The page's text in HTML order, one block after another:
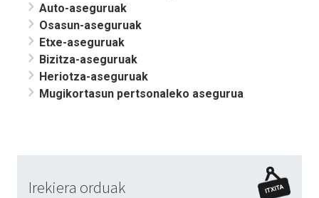
Auto-aseguruak
Osasun-aseguruak
Etxe-aseguruak
Bizitza-aseguruak
Heriotza-aseguruak
Mugikortasun pertsonaleko asegurua
Irekiera orduak